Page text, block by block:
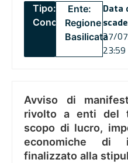
Tipo:
Concorsi
Ente:
Regione
Basilicata
Data
27/
23:59
Avviso di
rivolto a enti del
scopo di lucro,
economiche di
finalizzato alla